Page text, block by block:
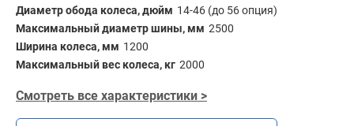
Диаметр обода колеса, дюйм 14-46 (до 56 опция)
Максимальный диаметр шины, мм 2500
Ширина колеса, мм 1200
Максимальный вес колеса, кг 2000
Смотреть все характеристики >